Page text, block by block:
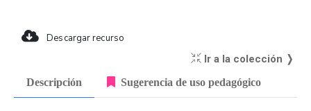
Descargar recurso
Ir a la colección ❭
Descripción Sugerencia de uso pedagógico